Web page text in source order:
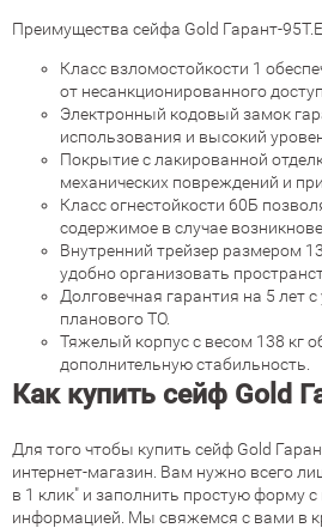
Преимущества сейфа Gold Гарант-
Класс взломостойкости 1
от несанкционированного
Электронный кодовый замок
использования и высокий
Покрытие с лакированной
механических повреждений и
Класс огнестойкости 60Б
содержимое в случае
Внутренний трейзер размером
удобно организовать
Долговечная гарантия на 5 лет
планового ТО.
Тяжелый корпус с весом 138 кг
дополнительную стабильность.
Как купить сейф Gold
Для того чтобы купить сейф Gold
интернет-магазин. Вам нужно всего
в 1 клик" и заполнить простую форму с
информацией. Мы свяжемся с вами в